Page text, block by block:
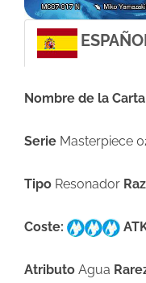
Nombre de la Carta
Serie Masterpiece
Tipo Resonador
Coste:
Atributo Agua